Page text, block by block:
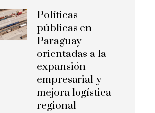
Políticas
públicas en
Paraguay
orientadas a la
expansión
empresarial y
mejora logística
regional